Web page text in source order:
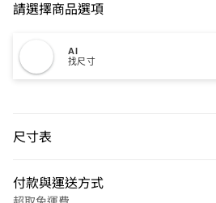
請選擇商品選項
AI
找尺寸
尺寸表
付款與運送方式